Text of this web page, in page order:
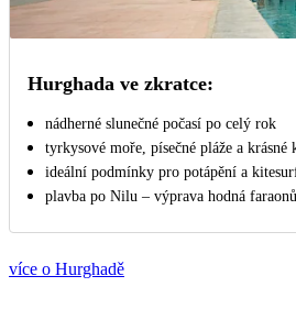
Hurghada ve zkratce:
nádherné slunečné počasí po celý rok
tyrkysové moře, písečné pláže a krásné
ideální podmínky pro potápění a
plavba po Nilu – výprava hodná faraonů
více o Hurghadě